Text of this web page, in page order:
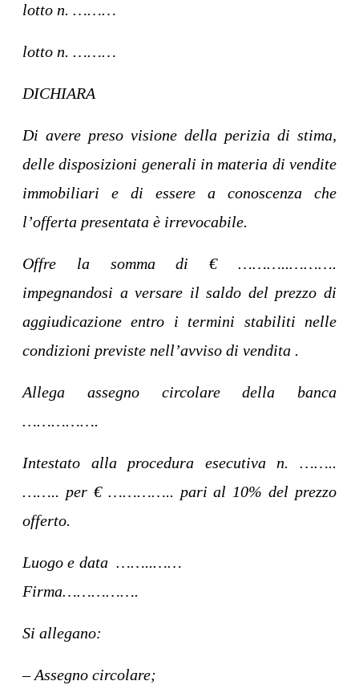
lotto n. ………
lotto n. ………
DICHIARA
Di avere preso visione della perizia di stima,
delle disposizioni generali in materia di vendite
immobiliari e di essere a conoscenza che
l’offerta presentata è irrevocabile.
Offre la somma di € ………..……….
impegnandosi a versare il saldo del prezzo di
aggiudicazione entro i termini stabiliti nelle
condizioni previste nell’avviso di vendita .
Allega assegno circolare della banca
…………….
Intestato alla procedura esecutiva n. ……..
…….. per € ………….. pari al 10% del prezzo
offerto.
Luogo e data ……..……
Firma…………….
Si allegano:
– Assegno circolare;